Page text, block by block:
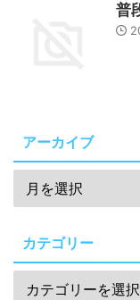
普
アーカイブ
カテゴリー